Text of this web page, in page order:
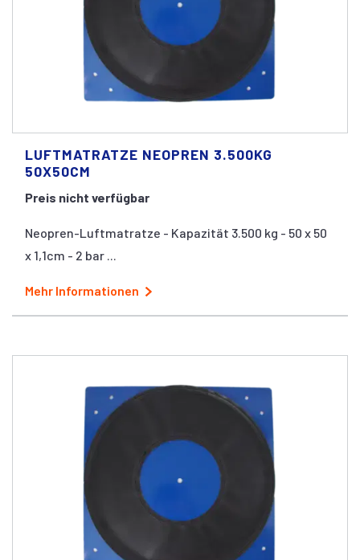
LUFTMATRATZE NEOPREN 3.500KG
50X50CM
Preis nicht verfügbar
Neopren-Luftmatratze - Kapazität 3.500 kg - 50 x 50
x 1,1cm - 2 bar ...
Mehr Informationen